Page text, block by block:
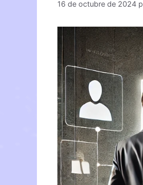
16 de octubre de 2024